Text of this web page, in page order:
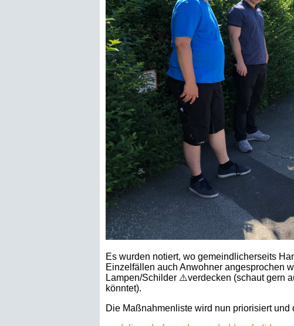
Es wurden notiert, wo gemeindlicherseits
Einzelfällen auch Anwohner angesprochen
Lampen/Schilder ⚠️verdecken (schaut gern
könntet).
Die Maßnahmenliste wird nun priorisiert